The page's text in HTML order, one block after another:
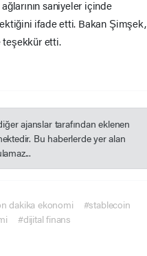
saniyeler içinde
ifade etti. Bakan Şimşek,
teşekkür etti.
ajanslar tarafından eklenen
Bu haberlerde yer alan
dakika ekonomi
#stablecoin
#dijital finans